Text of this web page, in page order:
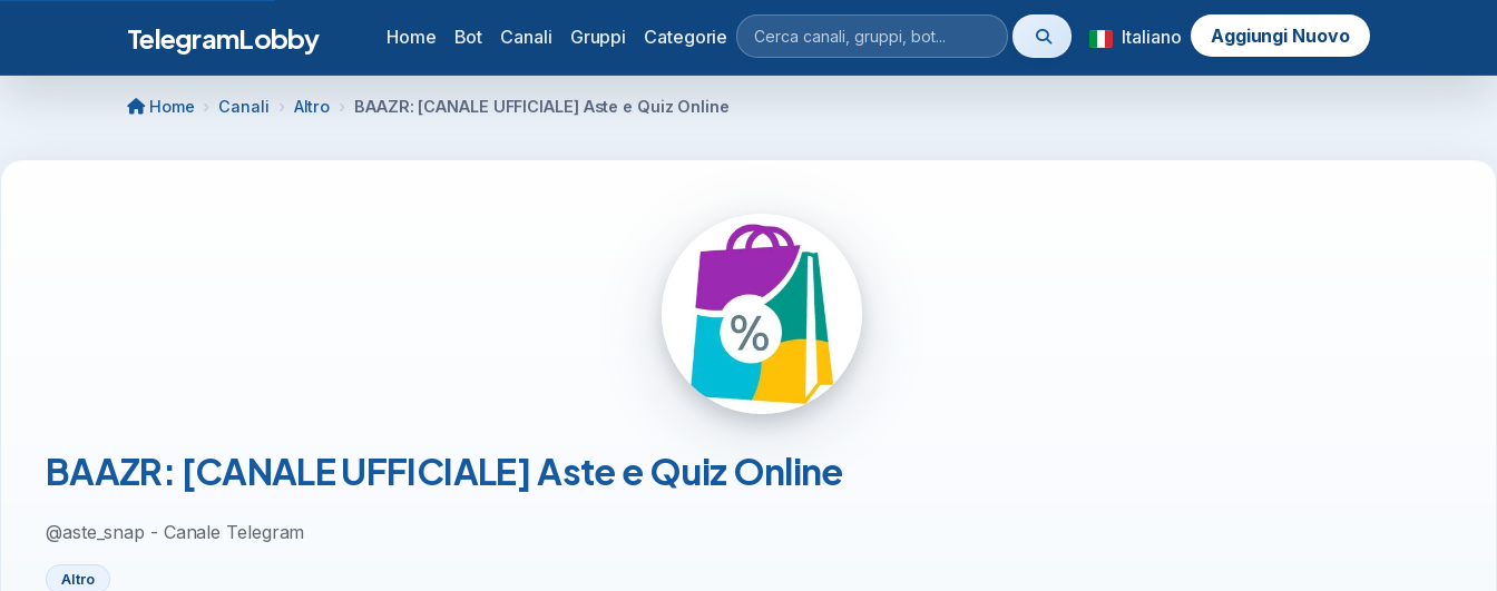
TelegramLobby Home Bot Canali Gruppi Categorie Italiano Aggiungi Nuovo
Home Canali Altro BAAZR: [CANALE UFFICIALE] Aste e Quiz Online
BAAZR: [CANALE UFFICIALE] Aste e Quiz Online
@aste_snap - Canale Telegram
Altro